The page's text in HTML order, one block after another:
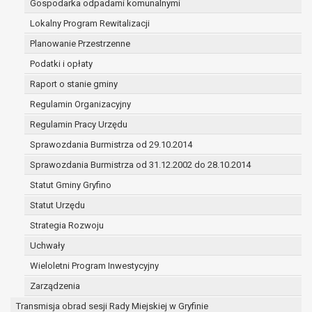
Gospodarka odpadami komunalnymi
Lokalny Program Rewitalizacji
Planowanie Przestrzenne
Podatki i opłaty
Raport o stanie gminy
Regulamin Organizacyjny
Regulamin Pracy Urzędu
Sprawozdania Burmistrza od 29.10.2014
Sprawozdania Burmistrza od 31.12.2002 do 28.10.2014
Statut Gminy Gryfino
Statut Urzędu
Strategia Rozwoju
Uchwały
Wieloletni Program Inwestycyjny
Zarządzenia
Transmisja obrad sesji Rady Miejskiej w Gryfinie
(merytorycznych), a także obowiązków i
zadań zleconych przez instytucje
nadrzędne wobec Gminy;
zawarcia i realizacji umów;
ochrony żywotnych interesów osoby, której
dane dotyczą, lub innej osoby fizycznej;
wykonania zadania realizowanego w
interesie publicznym lub w ramach
sprawowania władzy publicznej
powierzonej administratorowi;
w pozostałych przypadkach dane osobowe
przetwarzane są wyłącznie na podstawie
wcześniej udzielonej zgody w zakresie i celu
określonym w treści zgody.
W związku z przetwarzaniem danych w celu
wskazanym w pkt. 3, dane osobowe mogą być
udostępniane innym upoważnionym odbiorcom lub
kategoriom odbiorców danych osobowych.
Odbiorcami mogą być:
podmioty, które przetwarzają dane